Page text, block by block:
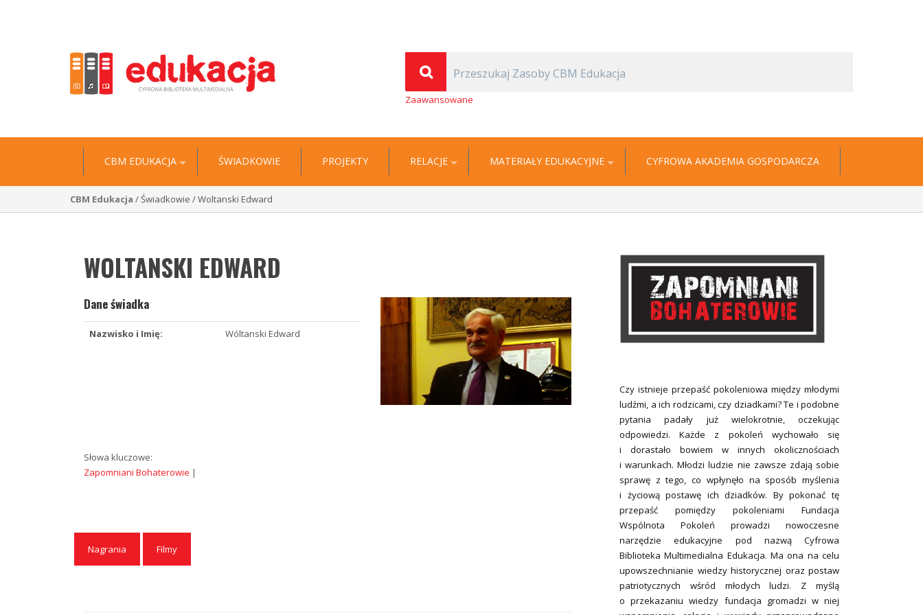
Zaawansowane
CBM EDUKACJA ŚWIADKOWIE PROJEKTY RELACJE MATERIAŁY EDUKACYJNE CYFROWA AKADEMIA GOSPODARCZA
CBM Edukacja / Świadkowie / Woltanski Edward
WOLTANSKI EDWARD
Dane świadka
Nazwisko i Imię: Wóltanski Edward
Słowa kluczowe:
Zapomniani Bohaterowie |
Nagrania Filmy
Czy istnieje przepaść pokoleniowa między młodymi
ludźmi, a ich rodzicami, czy dziadkami? Te i podobne
pytania padały już wielokrotnie, oczekując
odpowiedzi. Każde z pokoleń wychowało się
i dorastało bowiem w innych okolicznościach
i warunkach. Młodzi ludzie nie zawsze zdają sobie
sprawę z tego, co wpłynęło na sposób myślenia
i życiową postawę ich dziadków. By pokonać tę
przepaść pomiędzy pokoleniami Fundacja
Wspólnota Pokoleń prowadzi nowoczesne
narzędzie edukacyjne pod nazwą Cyfrowa
Biblioteka Multimedialna Edukacja. Ma ona na celu
upowszechnianie wiedzy historycznej oraz postaw
patriotycznych wśród młodych ludzi. Z myślą
o przekazaniu wiedzy fundacja gromadzi w niej